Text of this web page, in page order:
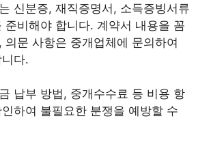
신분증, 재직증명서, 소득증빙서류
준비해야 합니다. 계약서 내용을 꼼
의문 사항은 중개업체에 문의하여
다.
납부 방법, 중개수수료 등 비용 항
하여 불필요한 분쟁을 예방할 수